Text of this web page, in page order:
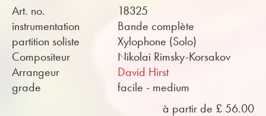
Art. no.
18325
instrumentation
Bande complète
partition soliste
Xylophone (Solo)
Compositeur
Nikolai Rimsky-Korsakov
Arrangeur
David Hirst
grade
facile - medium
à partir de £ 56.00